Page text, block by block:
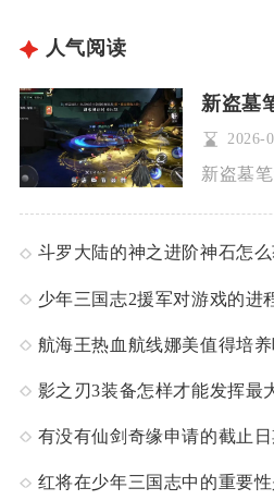
人气阅读
新盗墓
2026-
斗罗大陆的神之进阶神石怎
航海王热血航线娜美值得培
影之刃3装备怎样才能发挥最
有没有仙剑奇缘申请的截止日
红将在少年三国志中的重要